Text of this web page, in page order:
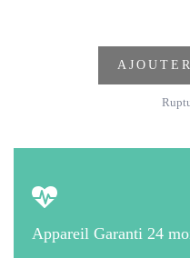
Appareil Garanti 24